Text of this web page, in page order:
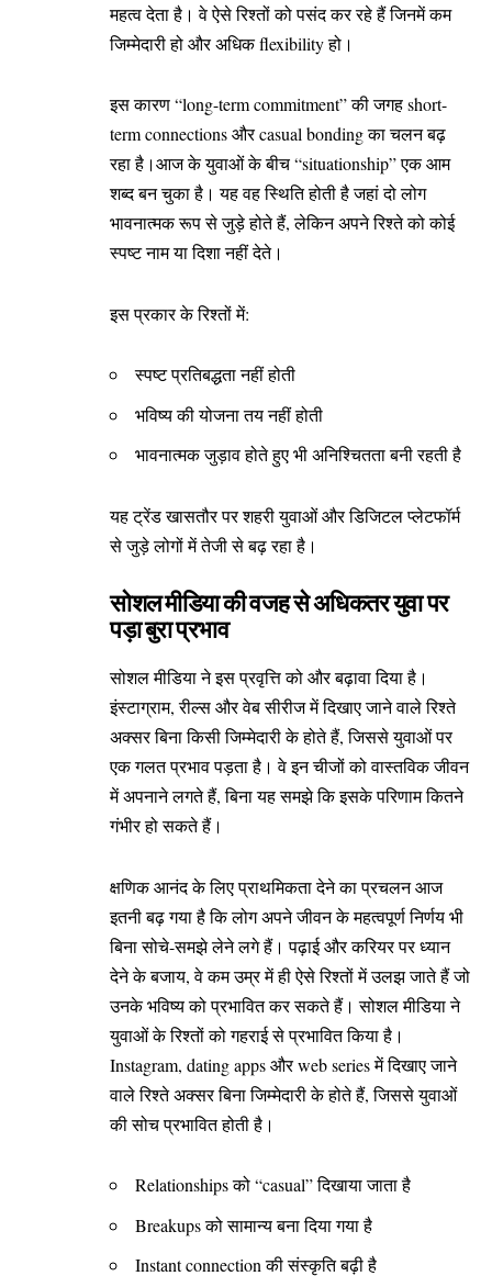
महत्व देता है। वे ऐसे रिश्तों को पसंद कर रहे हैं जिनमें कम
जिम्मेदारी हो और अधिक flexibility हो।
इस कारण “long-term commitment” की जगह short-
term connections और casual bonding का चलन बढ़
रहा है।आज के युवाओं के बीच “situationship” एक आम
शब्द बन चुका है। यह वह स्थिति होती है जहां दो लोग
भावनात्मक रूप से जुड़े होते हैं, लेकिन अपने रिश्ते को कोई
स्पष्ट नाम या दिशा नहीं देते।
इस प्रकार के रिश्तों में:
स्पष्ट प्रतिबद्धता नहीं होती
भविष्य की योजना तय नहीं होती
भावनात्मक जुड़ाव होते हुए भी अनिश्चितता बनी रहती है
यह ट्रेंड खासतौर पर शहरी युवाओं और डिजिटल प्लेटफॉर्म
से जुड़े लोगों में तेजी से बढ़ रहा है।
सोशल मीडिया की वजह से अधिकतर युवा पर
पड़ा बुरा प्रभाव
सोशल मीडिया ने इस प्रवृत्ति को और बढ़ावा दिया है।
इंस्टाग्राम, रील्स और वेब सीरीज में दिखाए जाने वाले रिश्ते
अक्सर बिना किसी जिम्मेदारी के होते हैं, जिससे युवाओं पर
एक गलत प्रभाव पड़ता है। वे इन चीजों को वास्तविक जीवन
में अपनाने लगते हैं, बिना यह समझे कि इसके परिणाम कितने
गंभीर हो सकते हैं।
क्षणिक आनंद के लिए प्राथमिकता देने का प्रचलन आज
इतनी बढ़ गया है कि लोग अपने जीवन के महत्वपूर्ण निर्णय भी
बिना सोचे-समझे लेने लगे हैं। पढ़ाई और करियर पर ध्यान
देने के बजाय, वे कम उम्र में ही ऐसे रिश्तों में उलझ जाते हैं जो
उनके भविष्य को प्रभावित कर सकते हैं। सोशल मीडिया ने
युवाओं के रिश्तों को गहराई से प्रभावित किया है।
Instagram, dating apps और web series में दिखाए जाने
वाले रिश्ते अक्सर बिना जिम्मेदारी के होते हैं, जिससे युवाओं
की सोच प्रभावित होती है।
Relationships को “casual” दिखाया जाता है
Breakups को सामान्य बना दिया गया है
Instant connection की संस्कृति बढ़ी है